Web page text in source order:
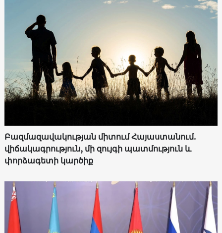
Բազմազավակության միտում Հայաստանում.
վիճակագրություն, մի զույգի պատմություն և
փորձագետի կարծիք